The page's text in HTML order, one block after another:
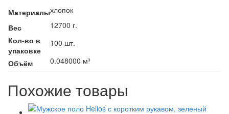
Материалыхлопок
Вес
12700 г.
Кол-во в
упаковке
100 шт.
Объём
0.048000 м³
Похожие товары